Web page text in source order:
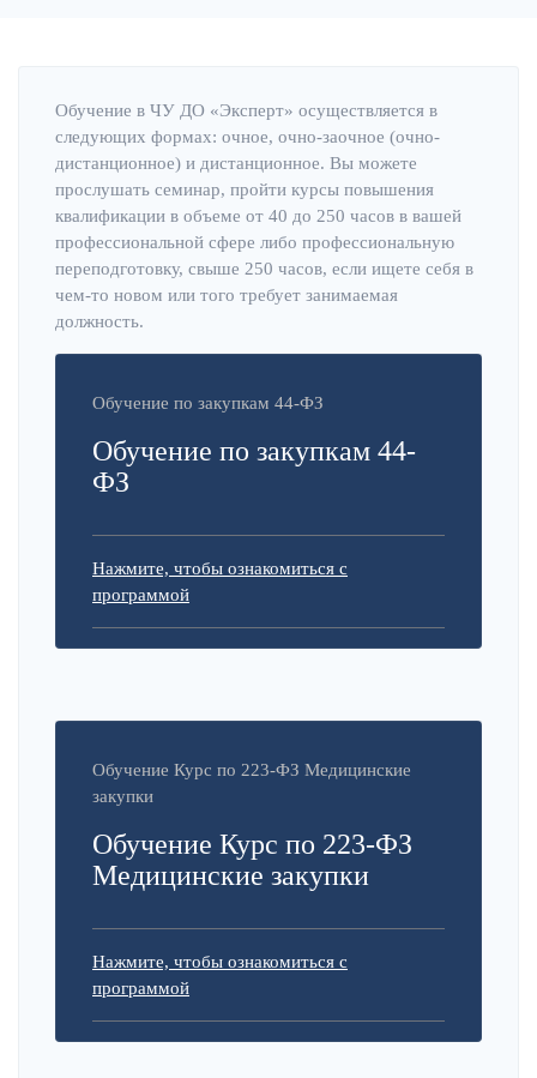
Обучение в ЧУ ДО «Эксперт» осуществляется в
следующих формах: очное, очно-заочное (очно-
дистанционное) и дистанционное. Вы можете
прослушать семинар, пройти курсы повышения
квалификации в объеме от 40 до 250 часов в вашей
профессиональной сфере либо профессиональную
переподготовку, свыше 250 часов, если ищете себя в
чем-то новом или того требует занимаемая
должность.
Обучение по закупкам 44-ФЗ
Обучение по закупкам 44-
ФЗ
Нажмите, чтобы ознакомиться с
программой
Обучение Курс по 223-ФЗ Медицинские
закупки
Обучение Курс по 223-ФЗ
Медицинские закупки
Нажмите, чтобы ознакомиться с
программой